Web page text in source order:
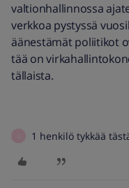
valtionhallinnossa
verkkoa pystyssä
äänestämät poliitikot
tää on
tällaista.
1 henkilö tykkää